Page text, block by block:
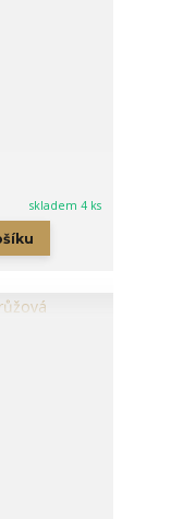
skladem 4 ks